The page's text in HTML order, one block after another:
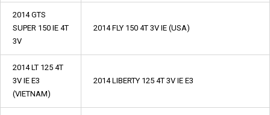
2014 GTS
SUPER 150 IE 4T
3V
2014 FLY 150 4T 3V IE (USA)
2014 LT 125 4T
3V IE E3
(VIETNAM)
2014 LIBERTY 125 4T 3V IE E3